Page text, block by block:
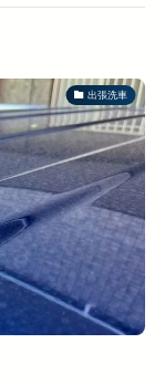
出張洗車